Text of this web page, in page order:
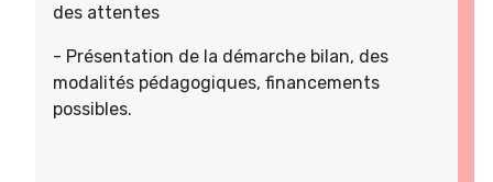
des attentes
- Présentation de la démarche bilan, des
modalités pédagogiques, financements
possibles.